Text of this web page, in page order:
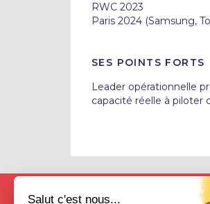
Salut c'est nous...
RWC 2023
Paris 2024 (Samsung,
SES POINTS FORTS
Leader opérationnelle
capacité réelle à piloter